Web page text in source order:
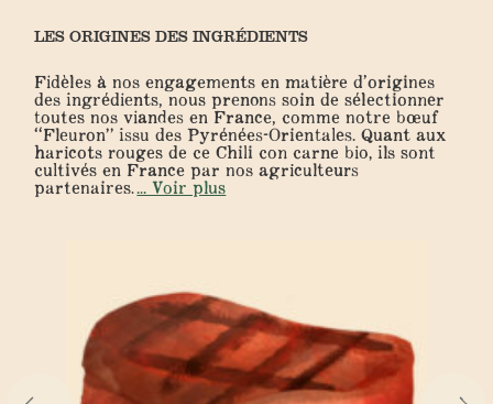
LES ORIGINES DES INGRÉDIENTS
Fidèles à nos engagements en matière d’origines
des ingrédients, nous prenons soin de sélectionner
toutes nos viandes en France, comme notre bœuf
“Fleuron” issu des Pyrénées-Orientales. Quant aux
haricots rouges de ce Chili con carne bio, ils sont
cultivés en France par nos agriculteurs
partenaires.... Voir plus